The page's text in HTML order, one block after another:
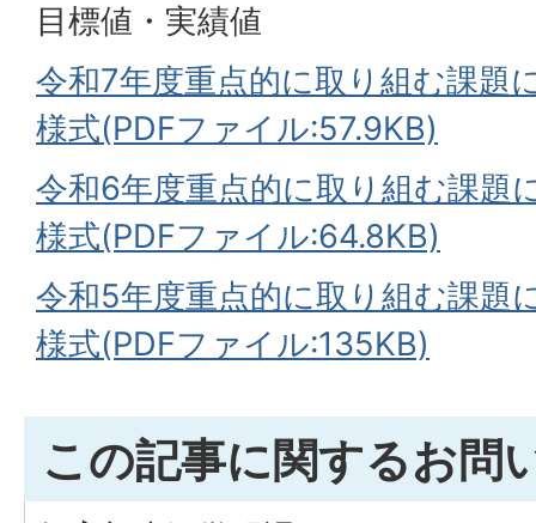
目標値・実績値
令和7年度重点的に取り組む課題
様式(PDFファイル:57.9KB)
令和6年度重点的に取り組む課題
様式(PDFファイル:64.8KB)
令和5年度重点的に取り組む課題
様式(PDFファイル:135KB)
この記事に関するお問